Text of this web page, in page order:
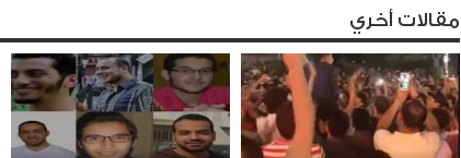
مقالات أخري